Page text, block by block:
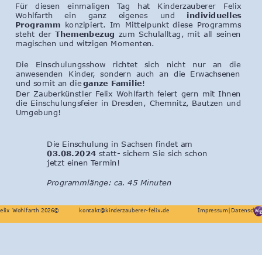
Wohlfarth 2026© kontakt@kinderzauberer-felix.de Impressum
Für diesen einmaligen Tag hat Kinderzauberer
Felix
Wohlfarth
ein ganz eigenes und
individuelles
Programm konzipiert. Im Mittelpunkt diese Programms
steht der Themenbezug zum Schulalltag, mit all seinen
magischen und witzigen Momenten.
Die Einschulungsshow richtet sich nicht nur an die
anwesenden Kinder, sondern auch an die Erwachsenen
und somit an die ganze Familie!
Der Zauberkünstler Felix Wohlfarth feiert gern mit Ihnen
die Einschulungsfeier in Dresden, Chemnitz, Bautzen und
Umgebung!
Die Einschulung in Sachsen findet am
03.08.2024 statt- sichern Sie sich schon
jetzt einen Termin!
Programmlänge: ca. 45 Minuten